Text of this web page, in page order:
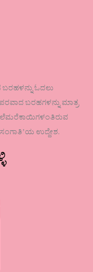
ಓದಲು
ಬರಹಗಳನ್ನು ಮಾತ್ರ
ಎಲೆಮರೆಕಾಯಿಗಳಂತಿರುವ
ಉದ್ದೇಶ.